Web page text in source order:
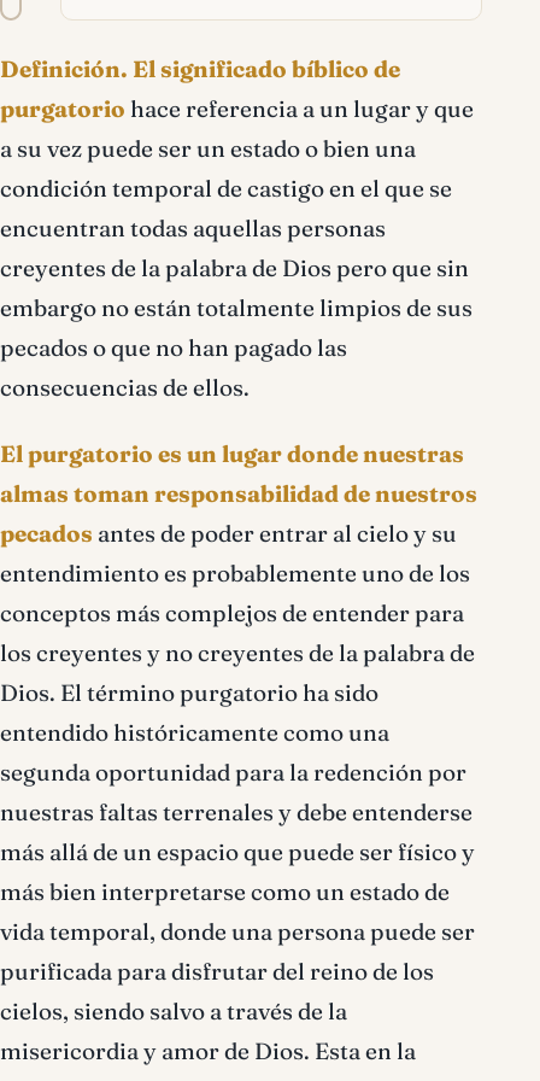
bíblico
Definición. El significado bíblico de
purgatorio hace referencia a un lugar y que
a su vez puede ser un estado o bien una
condición temporal de castigo en el que se
encuentran todas aquellas personas
creyentes de la palabra de Dios pero que sin
embargo no están totalmente limpios de sus
pecados o que no han pagado las
consecuencias de ellos.
El purgatorio es un lugar donde nuestras
almas toman responsabilidad de nuestros
pecados antes de poder entrar al cielo y su
entendimiento es probablemente uno de los
conceptos más complejos de entender para
los creyentes y no creyentes de la palabra de
Dios. El término purgatorio ha sido
entendido históricamente como una
segunda oportunidad para la redención por
nuestras faltas terrenales y debe entenderse
más allá de un espacio que puede ser físico y
más bien interpretarse como un estado de
vida temporal, donde una persona puede ser
purificada para disfrutar del reino de los
cielos, siendo salvo a través de la
misericordia y amor de Dios. Esta en la